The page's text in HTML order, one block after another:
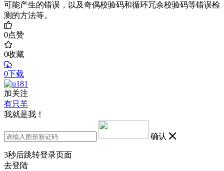
可能产生的错误，以及奇偶校验码和循环冗余校验码等错误检
测的方法等。
0点赞
0收藏
0下载
加关注
有只羊
我就是我！
确认
3秒后跳转登录页面
去登陆